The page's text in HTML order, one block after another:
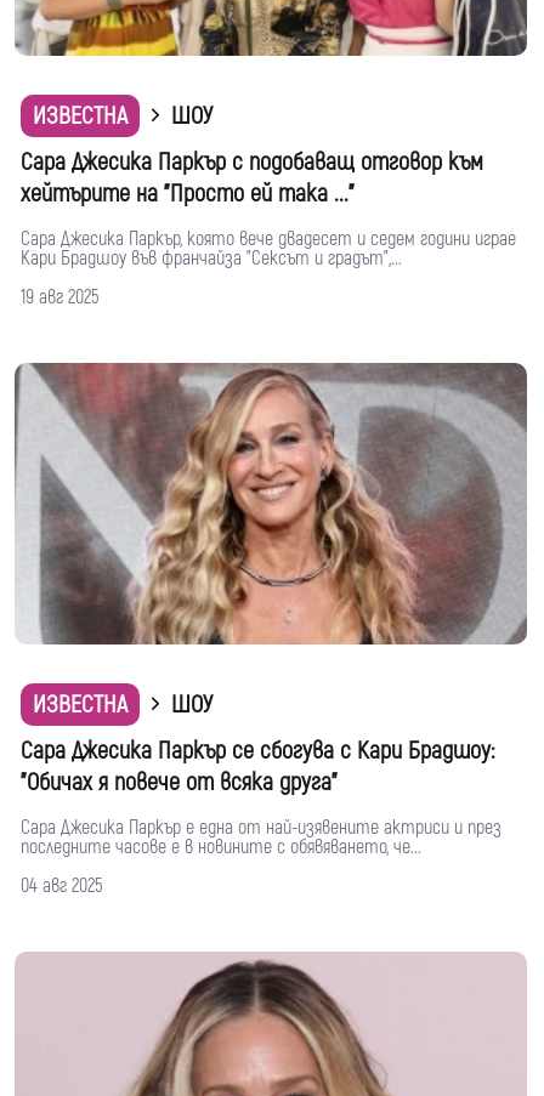
ИЗВЕСТНА
ШОУ
Сара Джесика Паркър с подобаващ отговор към
хейтърите на "Просто ей така ..."
Сара Джесика Паркър, която вече двадесет и седем години играе
Кари Брадшоу във франчайза "Сексът и градът",...
19 авг 2025
ИЗВЕСТНА
ШОУ
Сара Джесика Паркър се сбогува с Кари Брадшоу:
"Обичах я повече от всяка друга"
Сара Джесика Паркър е една от най-изявените актриси и през
последните часове е в новините с обявяването, че...
04 авг 2025